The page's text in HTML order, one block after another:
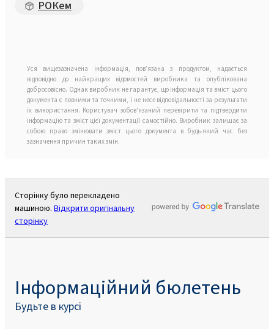
РОКем
Уся вищезазначена інформація, пов’язана з продуктом, надається
відповідно до найкращих відомостей виробника та опублікована
добросовісно. Однак виробник не гарантує, що інформація та вміст цього
документа є повними та точними, і не несе відповідальності за результати
їх використання. Користувач зобов'язаний перевірити та підтвердити
інформацію та зміст цієї документації самостійно. Виробник залишає за
собою право змінювати зміст цього документа в будь-який час без
зазначення причин таких змін.
Сторінку було перекладено
машиною. Відкрити оригінальну
сторінку
Інформаційний бюлетень
Будьте в курсі